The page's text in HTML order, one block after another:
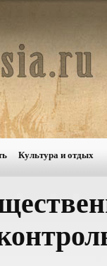
Культура и отдых